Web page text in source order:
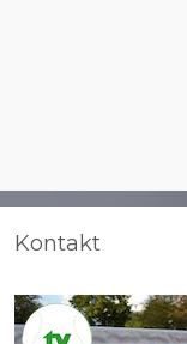
Kontakt